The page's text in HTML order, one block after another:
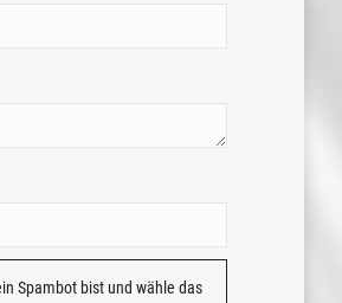
Spambot bist und wähle das